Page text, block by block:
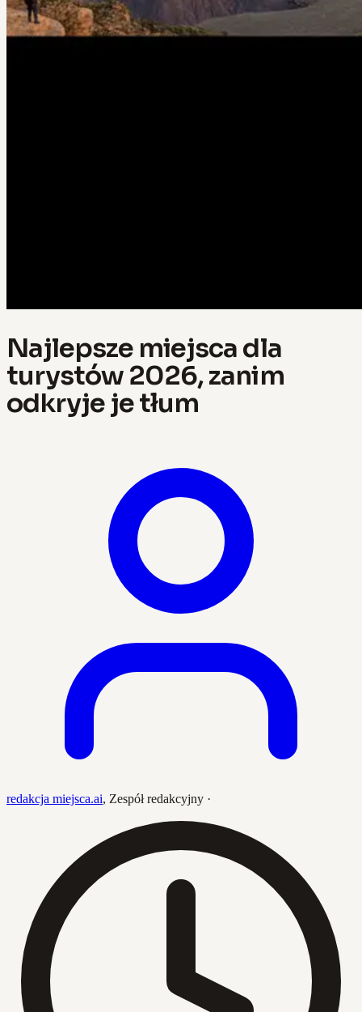
Najlepsze miejsca dla
turystów 2026, zanim
odkryje je tłum
redakcja miejsca.ai, Zespół redakcyjny ·